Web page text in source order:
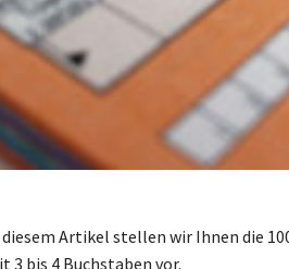
Artikel stellen wir Ihnen die
3 bis 4 Buchstaben vor.